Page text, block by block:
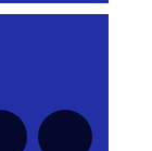
série pour